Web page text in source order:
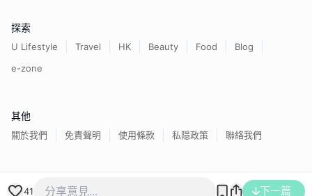
41 下一篇
探索
U Lifestyle Travel HK Beauty Food
Blog
e-zone
其他
關於我們 免責聲明 使用條款 私隱政策 聯絡我們
香港經濟日報版權所有©